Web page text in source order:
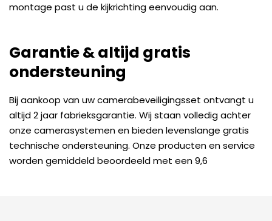
montage past u de kijkrichting eenvoudig aan.
Garantie & altijd gratis
ondersteuning
Bij aankoop van uw camerabeveiligingsset ontvangt u
altijd 2 jaar fabrieksgarantie. Wij staan volledig achter
onze camerasystemen en bieden levenslange gratis
technische ondersteuning. Onze producten en service
worden gemiddeld beoordeeld met een 9,6